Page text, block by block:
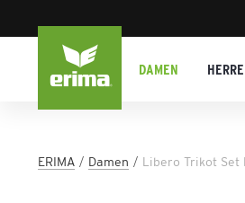
DAMEN
ERIMA Damen Libero Trikot Set